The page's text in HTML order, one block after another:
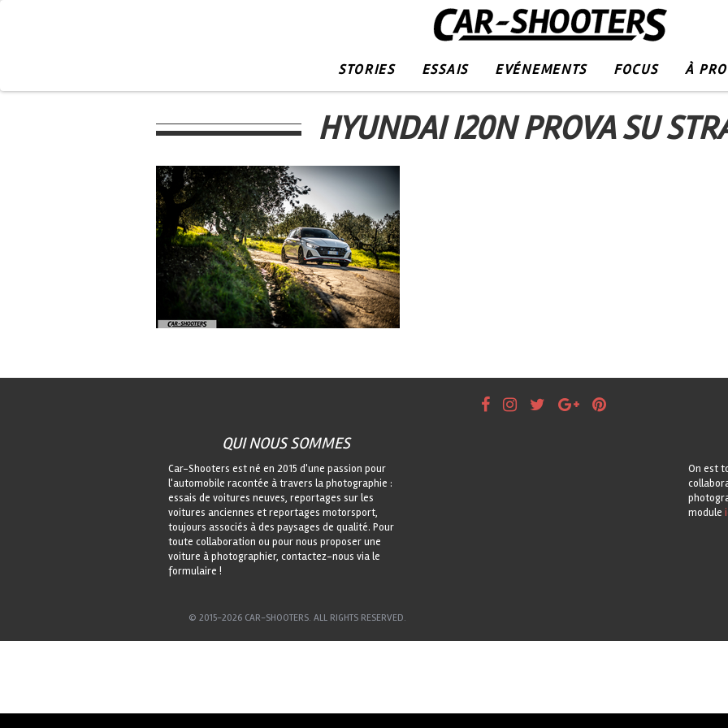
STORIES ESSAIS EVÉNEMENTS FOCUS À
HYUNDAI I20N PROVA SU
QUI NOUS SOMMES
Car-Shooters est né en 2015 d'une passion pour
l'automobile racontée à travers la photographie :
essais de voitures neuves, reportages sur les
voitures anciennes et reportages motorsport,
toujours associés à des paysages de qualité. Pour
toute collaboration ou pour nous proposer une
voiture à photographier, contactez-nous via le
formulaire !
On est
module
© 2015-2026 CAR-SHOOTERS. ALL RIGHTS RESERVED.